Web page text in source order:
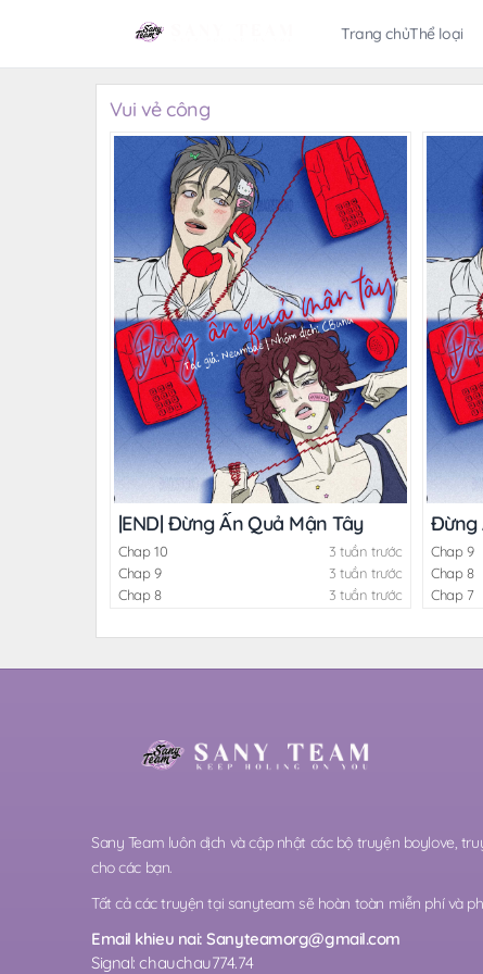
Trang chủThể loại
Vui vẻ công
|END| Đừng Ấn Quả Mận Tây
Chap 10
3 tuần trước
Chap 9
3 tuần trước
Chap 8
3 tuần trước
Đừng
Chap 9
Chap 8
Chap 7
Sany Team luôn dịch và cập nhật các bộ truyện boylove,
cho các bạn.
Tất cả các truyện tại sanyteam sẽ hoàn toàn miễn phí và
Email khieu nai:Sanyteamorg@gmail.com
Signal: chauchau774.74